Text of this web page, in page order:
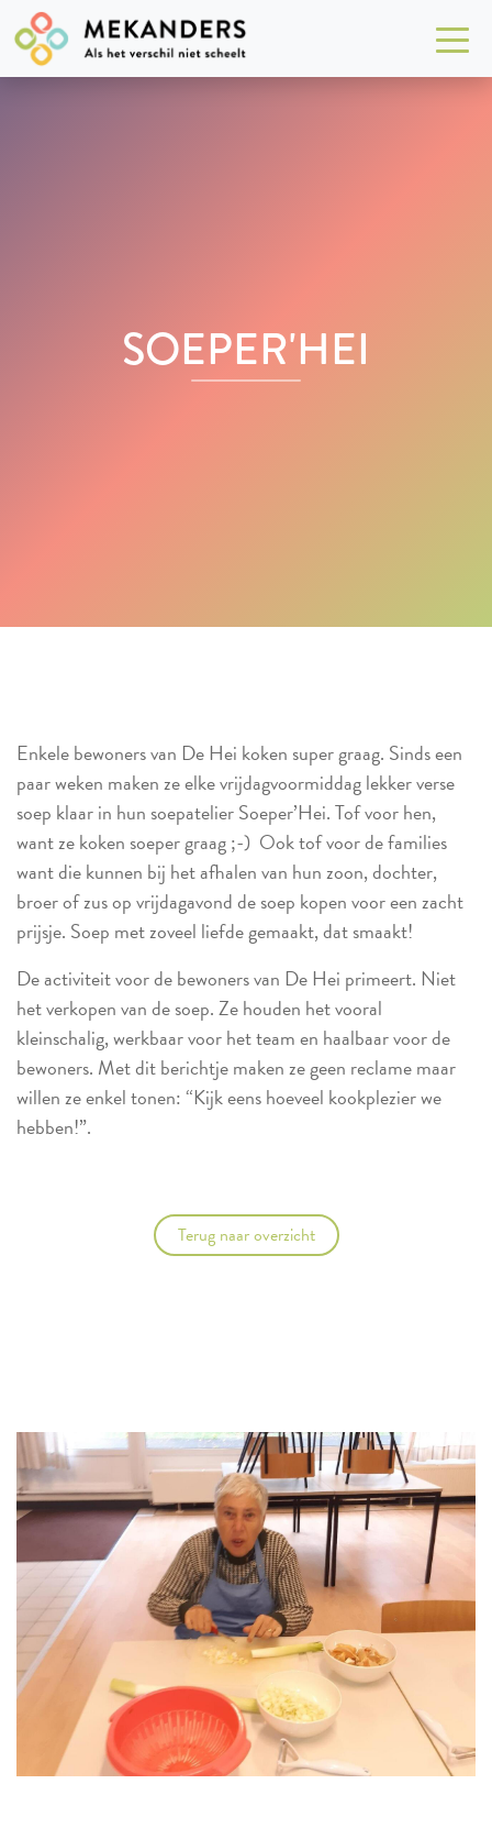
SOEPER'HEI
Enkele bewoners van De Hei koken super graag. Sinds een
paar weken maken ze elke vrijdagvoormiddag lekker verse
soep klaar in hun soepatelier Soeper’Hei. Tof voor hen,
want ze koken soeper graag ;-) Ook tof voor de families
want die kunnen bij het afhalen van hun zoon, dochter,
broer of zus op vrijdagavond de soep kopen voor een zacht
prijsje. Soep met zoveel liefde gemaakt, dat smaakt!
De activiteit voor de bewoners van De Hei primeert. Niet
het verkopen van de soep. Ze houden het vooral
kleinschalig, werkbaar voor het team en haalbaar voor de
bewoners. Met dit berichtje maken ze geen reclame maar
willen ze enkel tonen: “Kijk eens hoeveel kookplezier we
hebben!”.
Terug naar overzicht